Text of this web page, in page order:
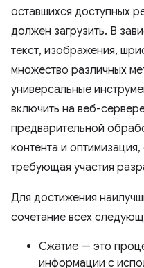
оставшихся доступных
должен загрузить. В
текст, изображения,
множество различных
универсальные
включить на веб-
предварительной
контента и
требующая участия
Для достижения
сочетание всех
Сжатие — это
информации с